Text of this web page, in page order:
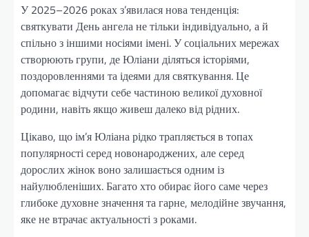
У 2025–2026 роках з’явилася нова тенденція:
святкувати День ангела не тільки індивідуально, а й
спільно з іншими носіями імені. У соціальних мережах
створюють групи, де Юліани діляться історіями,
поздоровленнями та ідеями для святкування. Це
допомагає відчути себе частиною великої духовної
родини, навіть якщо живеш далеко від рідних.
Цікаво, що ім’я Юліана рідко трапляється в топах
популярності серед новонароджених, але серед
дорослих жінок воно залишається одним із
найулюбленіших. Багато хто обирає його саме через
глибоке духовне значення та гарне, мелодійне звучання,
яке не втрачає актуальності з роками.